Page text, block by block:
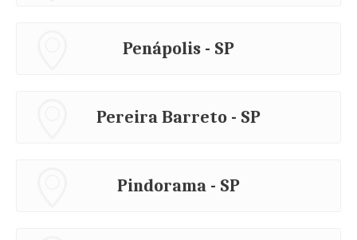
Penápolis - SP
Pereira Barreto - SP
Pindorama - SP